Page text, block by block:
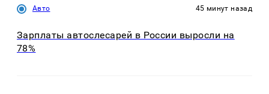
Авто 45 минут назад
Зарплаты автослесарей в России выросли на
78%